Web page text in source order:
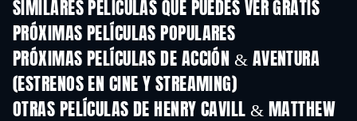
SIMILARES PELÍCULAS QUE PUEDES VER GRATIS
PRÓXIMAS PELÍCULAS POPULARES
PRÓXIMAS PELÍCULAS DE ACCIÓN & AVENTURA
(ESTRENOS EN CINE Y STREAMING)
OTRAS PELÍCULAS DE HENRY CAVILL & MATTHEW